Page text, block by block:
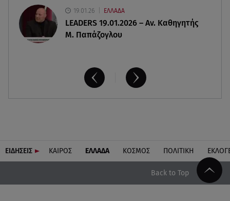
19.01.26 ΕΛΛΑΔΑ
LEADERS 19.01.2026 – Αν. Καθηγητής
Μ. Παπάζογλου
ΕΙΔΗΣΕΙΣ ΚΑΙΡΟΣ ΕΛΛΑΔΑ ΚΟΣΜΟΣ ΠΟΛΙΤΙΚΗ
Back to Top